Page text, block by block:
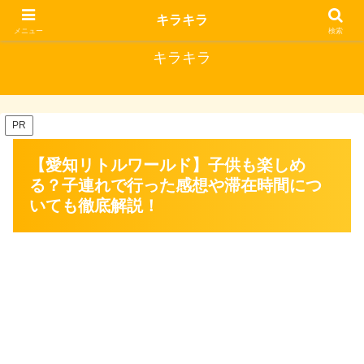
キラキラな毎日にはいいことがある
キラキラ
PR
【愛知リトルワールド】子供も楽しめ
る？子連れで行った感想や滞在時間につ
いても徹底解説！
メニュー
キラキラ
検索